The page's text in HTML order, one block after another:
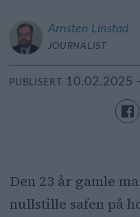
Arnsten Linstad
JOURNALIST
PUBLISERT 10.02.2025
Den 23 år gamle
nullstille safen på